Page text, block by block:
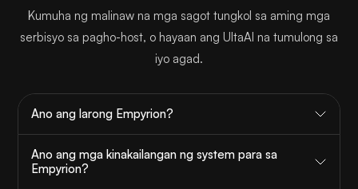
Kumuha ng malinaw na mga sagot tungkol sa aming mga
serbisyo sa pagho-host, o hayaan ang UltaAI na tumulong sa
iyo agad.
Ano ang larong Empyrion?
Ano ang mga kinakailangan ng system para sa
Empyrion?